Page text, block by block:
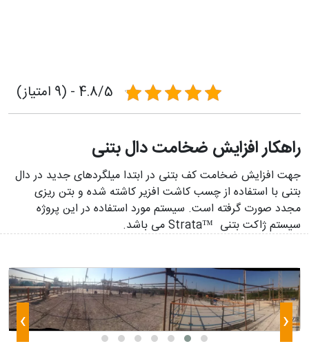
4.8/5 - (9 امتیاز)
راهکار افزایش ضخامت دال بتنی
جهت افزایش ضخامت کف بتنی در ابتدا میلگردهای جدید در دال
بتنی با استفاده از چسب کاشت افزیر کاشته شده و بتن ریزی
مجدد صورت گرفته است. سیستم مورد استفاده در این پروژه
سیستم ژاکت بتنی ™Strata می باشد.
‹
›